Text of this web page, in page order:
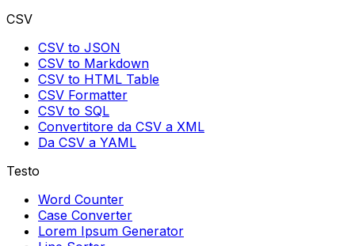
CSV
CSV to JSON
CSV to Markdown
CSV to HTML Table
CSV Formatter
CSV to SQL
Convertitore da CSV a XML
Da CSV a YAML
Testo
Word Counter
Case Converter
Lorem Ipsum Generator